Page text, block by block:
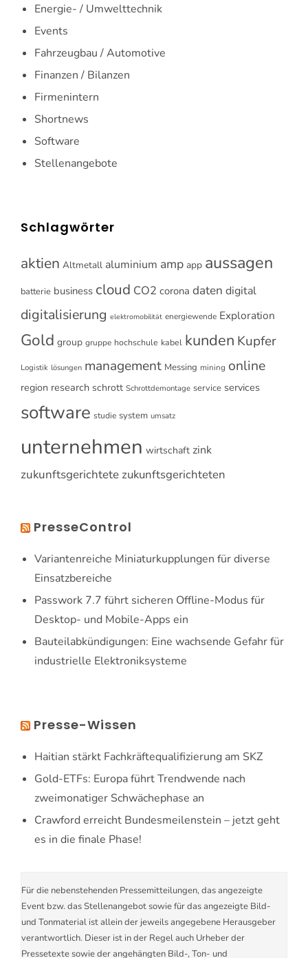
Energie- / Umwelttechnik
Events
Fahrzeugbau / Automotive
Finanzen / Bilanzen
Firmenintern
Shortnews
Software
Stellenangebote
Schlagwörter
aktien Altmetall aluminium amp app aussagen
batterie business cloud CO2 corona daten digital
digitalisierung elektromobilität energiewende Exploration
Gold group gruppe hochschule kabel kunden Kupfer
Logistik lösungen management Messing mining online
region research schrott Schrottdemontage service services
software studie system umsatz
unternehmen wirtschaft zink
zukunftsgerichtete zukunftsgerichteten
PresseControl
Variantenreiche Miniaturkupplungen für diverse
Einsatzbereiche
Passwork 7.7 führt sicheren Offline-Modus für
Desktop- und Mobile-Apps ein
Bauteilabkündigungen: Eine wachsende Gefahr für
industrielle Elektroniksysteme
Presse-Wissen
Haitian stärkt Fachkräftequalifizierung am SKZ
Gold-ETFs: Europa führt Trendwende nach
zweimonatiger Schwächephase an
Crawford erreicht Bundesmeilenstein – jetzt geht
es in die finale Phase!
Für die nebenstehenden Pressemitteilungen, das angezeigte
Event bzw. das Stellenangebot sowie für das angezeigte Bild-
und Tonmaterial ist allein der jeweils angegebene Herausgeber
verantwortlich. Dieser ist in der Regel auch Urheber der
Pressetexte sowie der angehängten Bild-, Ton- und